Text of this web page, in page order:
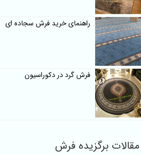
راهنمای خرید فرش سجاده ای
فرش گرد در دکوراسیون
برگزیده فرش